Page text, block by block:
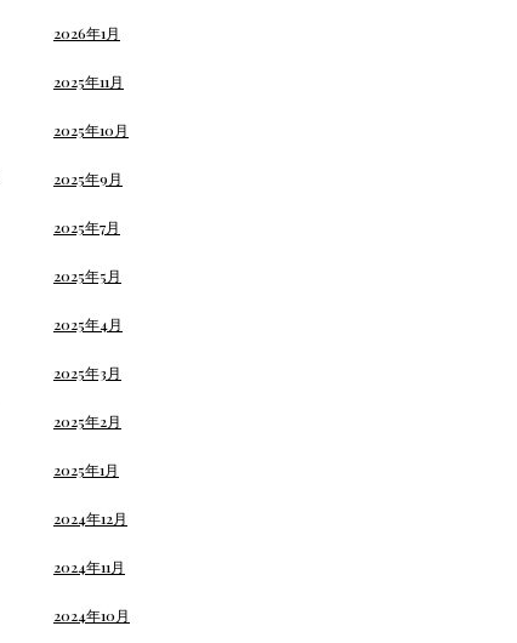
2026年1月
2025年11月
2025年10月
2025年9月
2025年7月
2025年5月
2025年4月
2025年3月
2025年2月
2025年1月
2024年12月
2024年11月
2024年10月